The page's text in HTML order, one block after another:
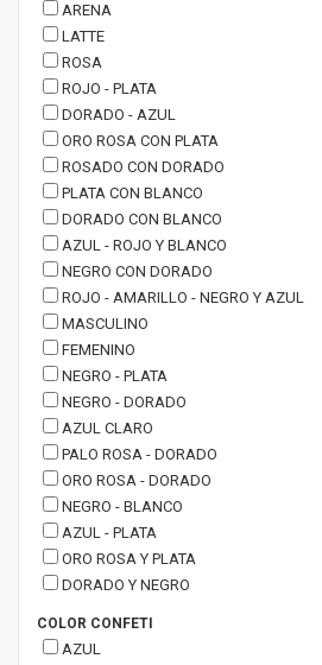
ARENA
LATTE
ROSA
ROJO - PLATA
DORADO - AZUL
ORO ROSA CON PLATA
ROSADO CON DORADO
PLATA CON BLANCO
DORADO CON BLANCO
AZUL - ROJO Y BLANCO
NEGRO CON DORADO
ROJO - AMARILLO - NEGRO Y AZUL
MASCULINO
FEMENINO
NEGRO - PLATA
NEGRO - DORADO
AZUL CLARO
PALO ROSA - DORADO
ORO ROSA - DORADO
NEGRO - BLANCO
AZUL - PLATA
ORO ROSA Y PLATA
DORADO Y NEGRO
COLOR CONFETI
AZUL